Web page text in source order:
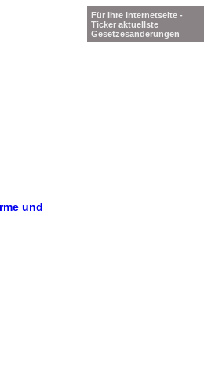
und
Für Ihre Internetseite -
Ticker aktuellste
Gesetzesänderungen